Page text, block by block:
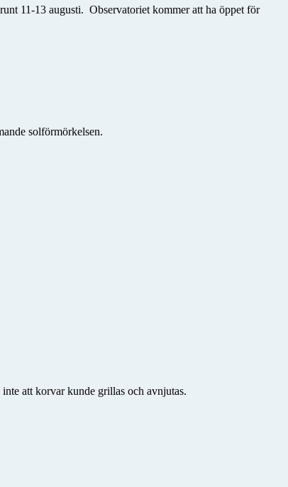
11-13 augusti. Observatoriet kommer att ha öppet för
solförmörkelsen.
att korvar kunde grillas och avnjutas.